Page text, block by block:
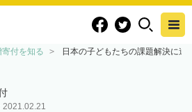
寄付を知る 日本の子どもたちの課題解決に
2021.02.21